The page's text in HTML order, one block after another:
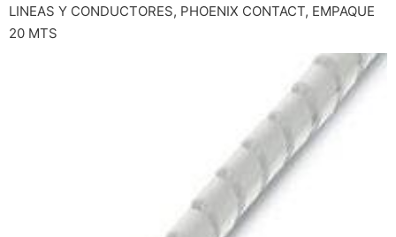
LINEAS Y CONDUCTORES, PHOENIX CONTACT, EMPAQUE
20 MTS